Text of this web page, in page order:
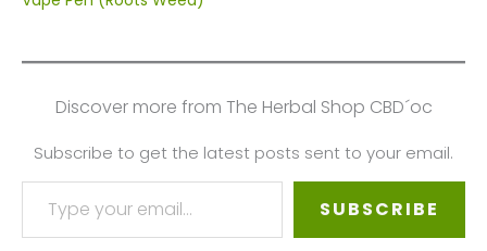
Discover more from The Herbal Shop CBD´oc
Subscribe to get the latest posts sent to your email.
Type your email…
SUBSCRIBE